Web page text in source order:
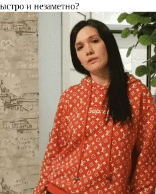
и незаметно?